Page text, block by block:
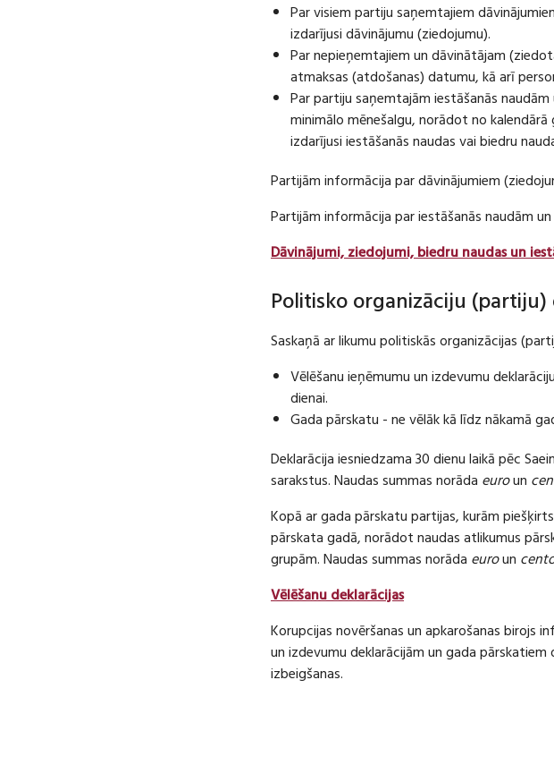
Par visiem partiju saņemtajiem
izdarījusi dāvinājumu (ziedojumu).
Par nepieņemtajiem un dāvinātājam
atmaksas (atdošanas) datumu, kā arī
Par partiju saņemtajām iestāšanās
minimālo mēnešalgu, norādot no
izdarījusi iestāšanās naudas vai biedru
Partijām informācija par dāvinājumiem
Partijām informācija par iestāšanās naudām
Dāvinājumi, ziedojumi, biedru naudas un
Politisko organizāciju (partiju)
Saskaņā ar likumu politiskās organizācijas
Vēlēšanu ieņēmumu un izdevumu
dienai.
Gada pārskatu - ne vēlāk kā līdz nākamā
Deklarācija iesniedzama 30 dienu laikā pēc
sarakstus. Naudas summas norāda euroun
Kopā ar gada pārskatu partijas, kurām
pārskata gadā, norādot naudas atlikumus
grupām. Naudas summas norāda euroun
Vēlēšanu deklarācijas
Korupcijas novēršanas un apkarošanas birojs
un izdevumu deklarācijām un gada
izbeigšanas.